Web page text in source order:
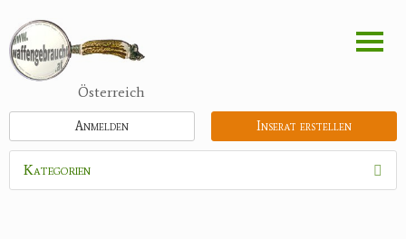
zum
Inhalt
Österreich
Inserat erstellen
Anmelden
Kategorien